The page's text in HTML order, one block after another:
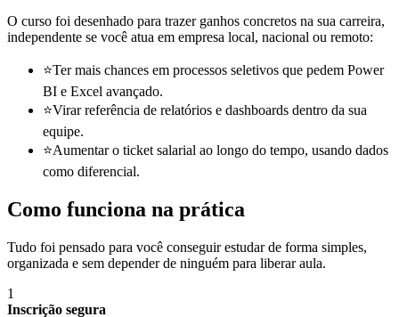
O curso foi desenhado para trazer ganhos concretos na sua carreira,
independente se você atua em empresa local, nacional ou remoto:
⭐Ter mais chances em processos seletivos que pedem Power
BI e Excel avançado.
⭐Virar referência de relatórios e dashboards dentro da sua
equipe.
⭐Aumentar o ticket salarial ao longo do tempo, usando dados
como diferencial.
Como funciona na prática
Tudo foi pensado para você conseguir estudar de forma simples,
organizada e sem depender de ninguém para liberar aula.
1
Inscrição segura